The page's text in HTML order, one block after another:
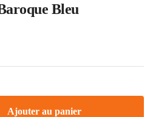
Bleu
Ajouter au panier